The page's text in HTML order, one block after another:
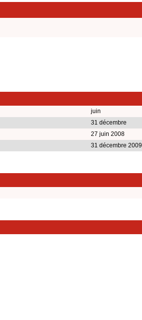
juin
31 décembre
27 juin 2008
31 décembre 2009